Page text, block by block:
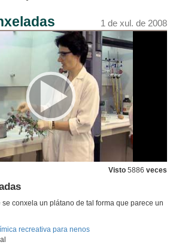
1 de xul. de 2008
Visto 5886 veces
se conxela un plátano de tal forma que parece un
recreativa para nenos